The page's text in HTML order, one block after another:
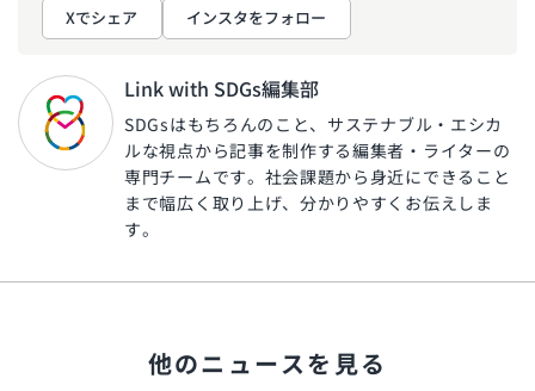
Xでシェア インスタをフォロー
Link with SDGs編集部
SDGsはもちろんのこと、サステナブル・エシカ
ルな視点から記事を制作する編集者・ライターの
専門チームです。社会課題から身近にできること
まで幅広く取り上げ、分かりやすくお伝えしま
す。
他のニュースを見る